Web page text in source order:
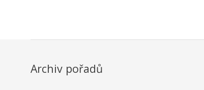
Archiv pořadů